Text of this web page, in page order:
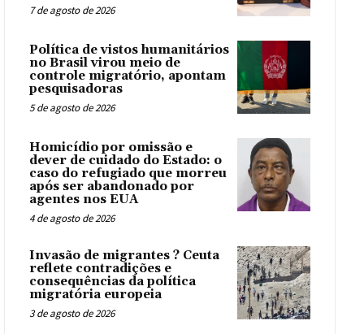
7 de agosto de 2026
Política de vistos humanitários
no Brasil virou meio de
controle migratório, apontam
pesquisadoras
5 de agosto de 2026
Homicídio por omissão e
dever de cuidado do Estado: o
caso do refugiado que morreu
após ser abandonado por
agentes nos EUA
4 de agosto de 2026
Invasão de migrantes ? Ceuta
reflete contradições e
consequências da política
migratória europeia
3 de agosto de 2026